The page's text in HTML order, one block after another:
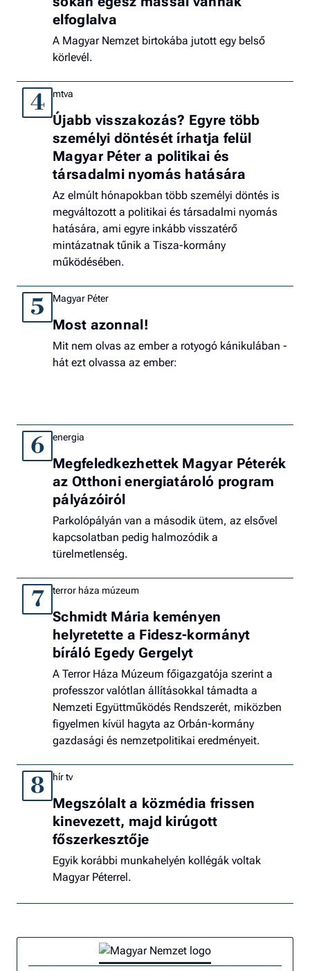
elfoglalva
A Magyar Nemzet birtokába jutott egy belső
körlevél.
4 mtva
Újabb visszakozás? Egyre több
személyi döntését írhatja felül
Magyar Péter a politikai és
társadalmi nyomás hatására
Az elmúlt hónapokban több személyi döntés is
megváltozott a politikai és társadalmi nyomás
hatására, ami egyre inkább visszatérő
mintázatnak tűnik a Tisza-kormány
működésében.
5 Magyar Péter
Most azonnal!
Mit nem olvas az ember a rotyogó kánikulában -
hát ezt olvassa az ember:
6 energia
Megfeledkezhettek Magyar Péterék
az Otthoni energiatároló program
pályázóiról
Parkolópályán van a második ütem, az elsővel
kapcsolatban pedig halmozódik a
türelmetlenség.
7 terror háza múzeum
Schmidt Mária keményen
helyretette a Fidesz-kormányt
bíráló Egedy Gergelyt
A Terror Háza Múzeum főigazgatója szerint a
professzor valótlan állításokkal támadta a
Nemzeti Együttműködés Rendszerét, miközben
figyelmen kívül hagyta az Orbán-kormány
gazdasági és nemzetpolitikai eredményeit.
8 hír tv
Megszólalt a közmédia frissen
kinevezett, majd kirúgott
főszerkesztője
Egyik korábbi munkahelyén kollégák voltak
Magyar Péterrel.